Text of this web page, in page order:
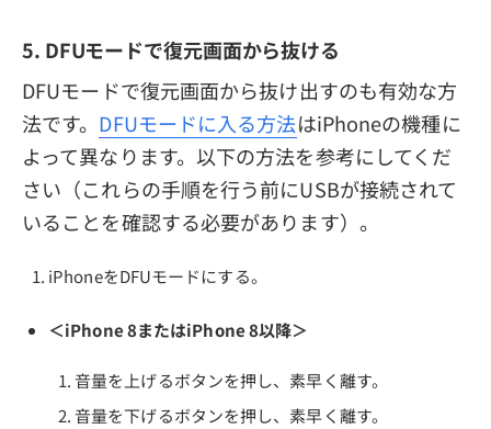
5. DFUモードで復元画面から抜ける
DFUモードで復元画面から抜け出すのも有効な方
法です。 DFUモードに入る方法はiPhoneの機種に
よって異なります。以下の方法を参考にしてくだ
さい（これらの手順を行う前にUSBが接続されて
いることを確認する必要があります）。
iPhoneをDFUモードにする。
＜iPhone 8またはiPhone 8以降＞
音量を上げるボタンを押し、素早く離す。
音量を下げるボタンを押し、素早く離す。